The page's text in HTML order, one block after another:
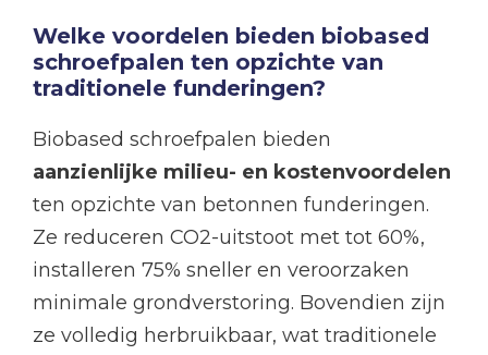
Welke voordelen bieden biobased
schroefpalen ten opzichte van
traditionele funderingen?
Biobased schroefpalen bieden
aanzienlijke milieu- en kostenvoordelen
ten opzichte van betonnen funderingen.
Ze reduceren CO2-uitstoot met tot 60%,
installeren 75% sneller en veroorzaken
minimale grondverstoring. Bovendien zijn
ze volledig herbruikbaar, wat traditionele